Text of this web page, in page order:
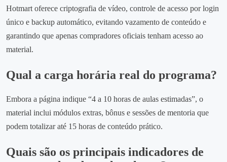
Hotmart oferece criptografia de vídeo, controle de acesso por login
único e backup automático, evitando vazamento de conteúdo e
garantindo que apenas compradores oficiais tenham acesso ao
material.
Qual a carga horária real do programa?
Embora a página indique “4 a 10 horas de aulas estimadas”, o
material inclui módulos extras, bônus e sessões de mentoria que
podem totalizar até 15 horas de conteúdo prático.
Quais são os principais indicadores de